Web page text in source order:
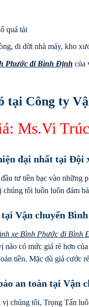
quá tải
di dời nhà máy, kho
Phướcđi Bình Định của
tại Công ty
Ms.Vi Trúc
đại nhất tại
tư tiền bạc vào những
tôi luôn luôn đảm
Vận chuyển
xe Bình Phước đi Bình
nào có mức giá rẻ hơn
tiền. Mặc dù giá cước
an toàn tại Vận
chúng tôi, Trọng Tấn